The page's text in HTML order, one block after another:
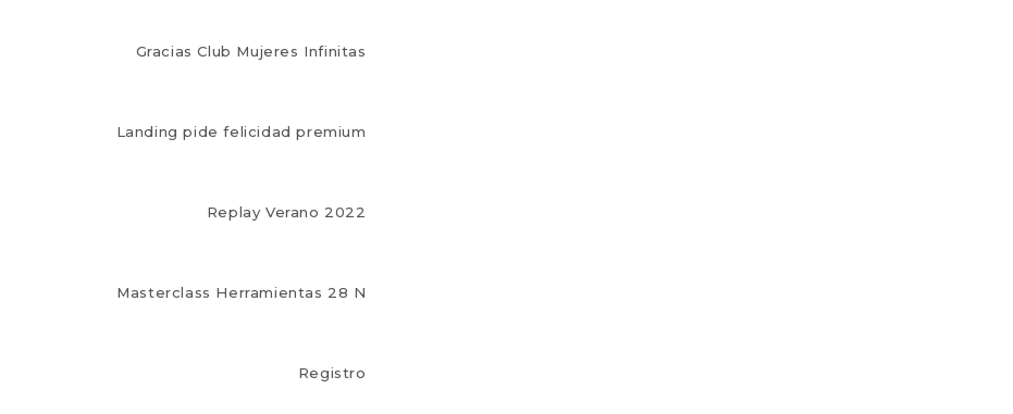
Gracias Club Mujeres Infinitas
Landing pide felicidad premium
Replay Verano 2022
Masterclass Herramientas 28 N
Registro